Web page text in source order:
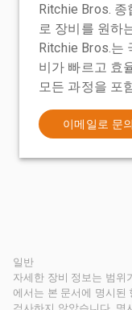
Ritchie Bros.
로 장비를 원하
Ritchie Bros.는
비가 빠르고 효
모든 과정을 포
이메일로 문의
일반
자세한 장비 정보는 범위
에서는 본 문서에 명시된